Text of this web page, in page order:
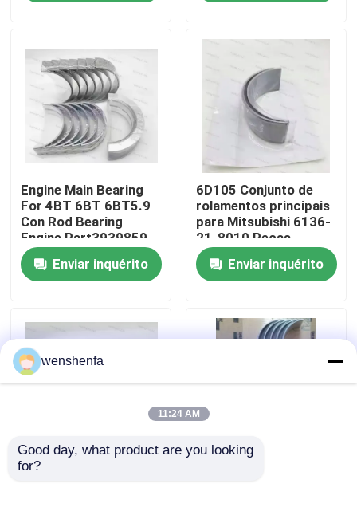
Para casa
Produtos
vídeos
Sobre nós
Visita à fábrica
Contacte-nos
Casos
Engine Main Bearing
For 4BT 6BT 6BT5.9
Con Rod Bearing
Engine Part3939859
3802070
Enviar inquérito
6D105 Conjunto de
rolamentos principais
para Mitsubishi 6136-
21-8010 Peças
sobressalentes
Rolamentos de
motores diesel
Enviar inquérito
Rolamentos principais
wenshenfa
11:24 AM
Good day, what product are you looking
for?